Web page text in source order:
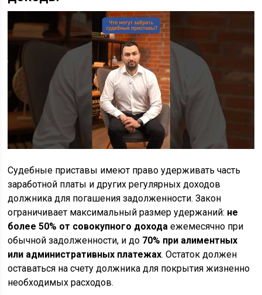
Судебные приставы имеют право удерживать часть
заработной платы и других регулярных доходов
должника для погашения задолженности. Закон
ограничивает максимальный размер удержаний: не
более 50% от совокупного дохода ежемесячно при
обычной задолженности, и до 70% при алиментных
или административных платежах. Остаток должен
оставаться на счету должника для покрытия жизненно
необходимых расходов.